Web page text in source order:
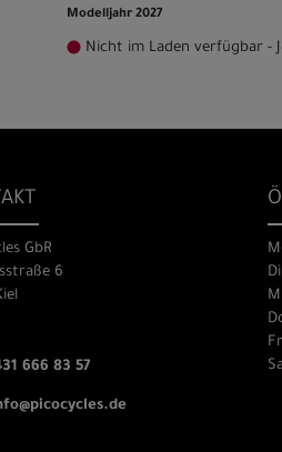
Modelljahr 2027
Nicht im Laden verfügbar -
GbR
6
666 83 57